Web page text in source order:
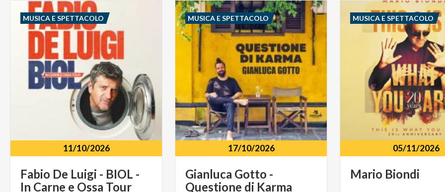
11/10/2026
Fabio De Luigi - BIOL -
In Carne e Ossa Tour
MUSICA E SPETTACOLO
17/10/2026
Gianluca Gotto -
Questione di Karma
MUSICA E SPETTACOLO
05/11/2026
Mario Biondi
MUSICA E SPETTACOLO